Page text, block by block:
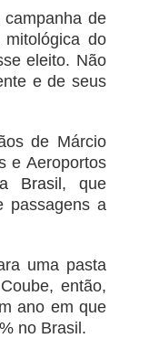
de
do
eleito. Não
e de seus
de Márcio
e Aeroportos
Brasil , que
passagens a
uma pasta
então,
ano em que
no Brasil.